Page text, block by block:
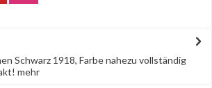
Schwarz 1918, Farbe nahezu vollständig
mehr